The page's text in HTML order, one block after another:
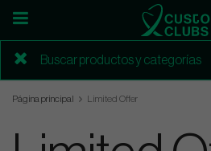
Página principal Limited Offer